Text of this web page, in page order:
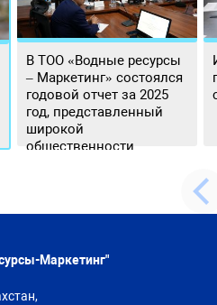
В ТОО «Водные ресурсы
– Маркетинг» состоялся
годовой отчет за 2025
год, представленный
широкой
общественности.
Маркетинг"